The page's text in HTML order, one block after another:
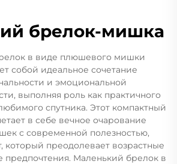
брелок-мишка
в виде плюшевого мишки
собой идеальное сочетание
и эмоциональной
выполняя роль как практичного
спутника. Этот компактный
в себе вечное очарование
с современной полезностью,
который преодолевает возрастные
предпочтения. Маленький брелок в